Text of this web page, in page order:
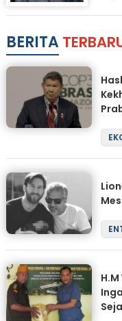
BERITA